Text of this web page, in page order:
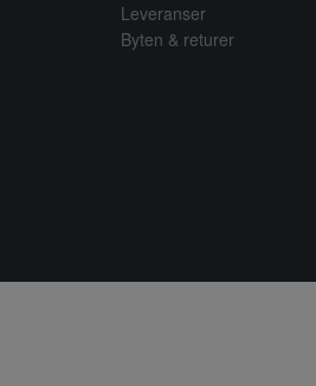
Leveranser
Byten & returer